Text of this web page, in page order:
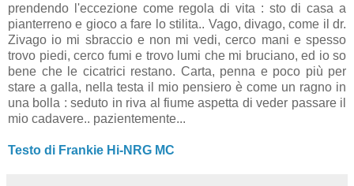
prendendo l'eccezione come regola di vita : sto di casa a
pianterreno e gioco a fare lo stilita.. Vago, divago, come il dr.
Zivago io mi sbraccio e non mi vedi, cerco mani e spesso
trovo piedi, cerco fumi e trovo lumi che mi bruciano, ed io so
bene che le cicatrici restano. Carta, penna e poco più per
stare a galla, nella testa il mio pensiero è come un ragno in
una bolla : seduto in riva al fiume aspetta di veder passare il
mio cadavere.. pazientemente...
Testo di Frankie Hi-NRG MC